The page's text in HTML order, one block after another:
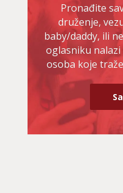
Pronađite
druženje,
baby/daddy, ili
oglasniku nalazi
osoba koje